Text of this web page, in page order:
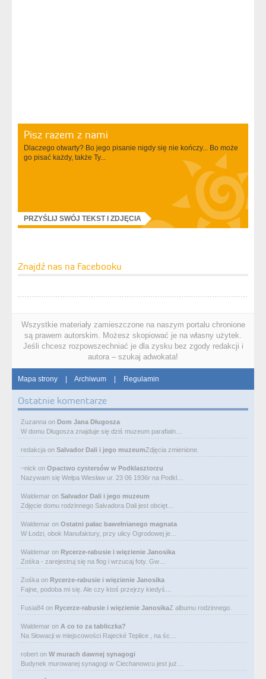
Pisz razem z nami
Dlaczego otwarty? Bo jego pisanie nigdy się nie kończy... Bo może
go pisać każdy, także Ty...
PRZYŚLIJ SWÓJ TEKST I ZDJĘCIA
Znajdź nas na Facebooku
Wszystkie materiały zamieszczone na naszym portalu chronione
są prawem autorskim. Możesz skopiować je na własny użytek.
Jeśli chcesz rozpowszechniać je dla zysku bez zgody redakcji i
autora – szukaj adwokata!
Mapa strony | Archiwum | Regulamin
Ostatnie komentarze
Zuzanna on Dom Jana Długosza
W domu Długosza znajduje się dziś muzeum parafialn…
redakcja on Salvador Dali i jego muzeumZdjęcia zmienione.
~nick on Opactwo cystersów w Podklasztorzu
Nazywam się Wełpa Wiesław ur. 23 06 1936r na Podkl…
Waldemar on Salvador Dali i jego muzeum
Zdjęcie domu rodzinnego Salvadora Dali jest obcięt…
Waldemar on Ostatni pałac bawełnianego magnata
W Łodzi, obok Manufaktury, przy ulicy Ogrodowej je…
Waldemar on Rycerze-rabusie i więzienie Janosika
Zośka - zarejestruj się na flog i wrzucaj foty. Gw…
Zośka on Rycerze-rabusie i więzienie Janosika
Fajne, podoba mi się. Ale czy ktoś przejrzy kiedyś…
Fusia84 on Rycerze-rabusie i więzienie JanosikaZ albumu rodzinnego.
Waldemar on A co to za tabliczka?
Na Słowacji w miejscowości Rajecké Teplice , na śc…
robert on W murach dawnej synagogi
Budynek murowanej synagogi w Ciechanowcu jest już…